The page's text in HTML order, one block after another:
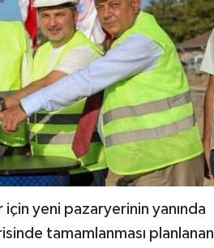
yeni pazaryerinin yanında
tamamlanması planlanan